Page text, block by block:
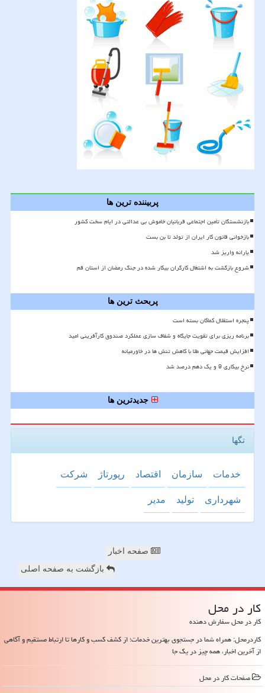
پربیننده ترین ها
بازنشستگان تأمین اجتماعی قربانیان خاموش بی عدالتی در ایام سخت کشور
بازخوانی قانون کار ایران از تولد تا بن بست
یارانه واریز شد
شروع بازگشت به اشتغال کارگران بیکار شده در جنگ رمضان از استان قم
پربحث ترین ها
پنجره استقلال کماکان بسته است
برنامه ریزی برای تقویت جایگاه و شفاف سازی عملکرد صندوق کارآفرینی امید
افزایش قیمت جهانی طلا با کاهش تنش ها در خاورمیانه
نرخ بیکاری 9 و یک دهم درصد شد
جدیدترین ها
تگها
خدمات سازمان اقتصاد رپورتاژ شركت
شهرداری تولید مدیر
صفحه اخبار
بازگشت به صفحه اصلی
كار در محل
کار در محل سفارش دهنده
کاردرمحل: همراه شما در جستجوی بهترین خدمات؛ از کشف کسب و کارها تا ارتباط مستقیم و آگاهی
از آخرین اخبار، همه چیز در یک جا
صفحات كار در محل